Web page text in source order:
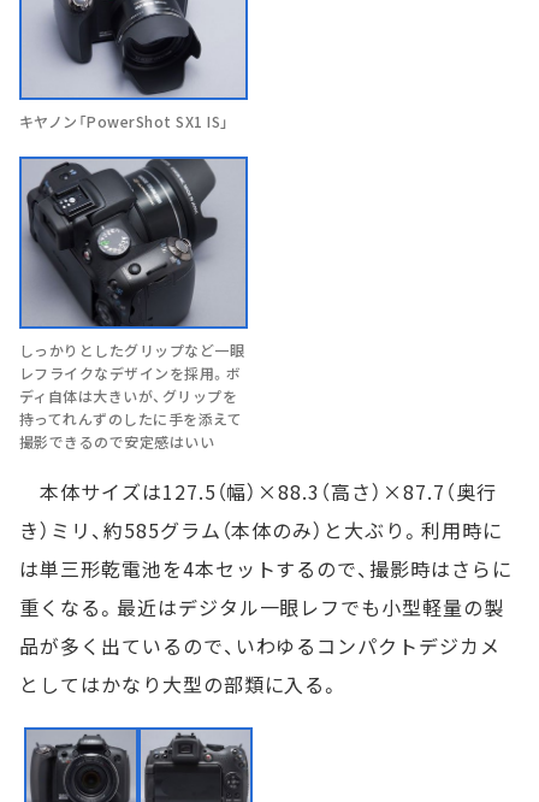
キヤノン「PowerShot SX1 IS」
しっかりとしたグリップなど一眼
レフライクなデザインを採用。ボ
ディ自体は大きいが、グリップを
持ってれんずのしたに手を添えて
撮影できるので安定感はいい
本体サイズは127.5（幅）×88.3（高さ）×87.7（奥行
き）ミリ、約585グラム（本体のみ）と大ぶり。利用時に
は単三形乾電池を4本セットするので、撮影時はさらに
重くなる。最近はデジタル一眼レフでも小型軽量の製
品が多く出ているので、いわゆるコンパクトデジカメ
としてはかなり大型の部類に入る。